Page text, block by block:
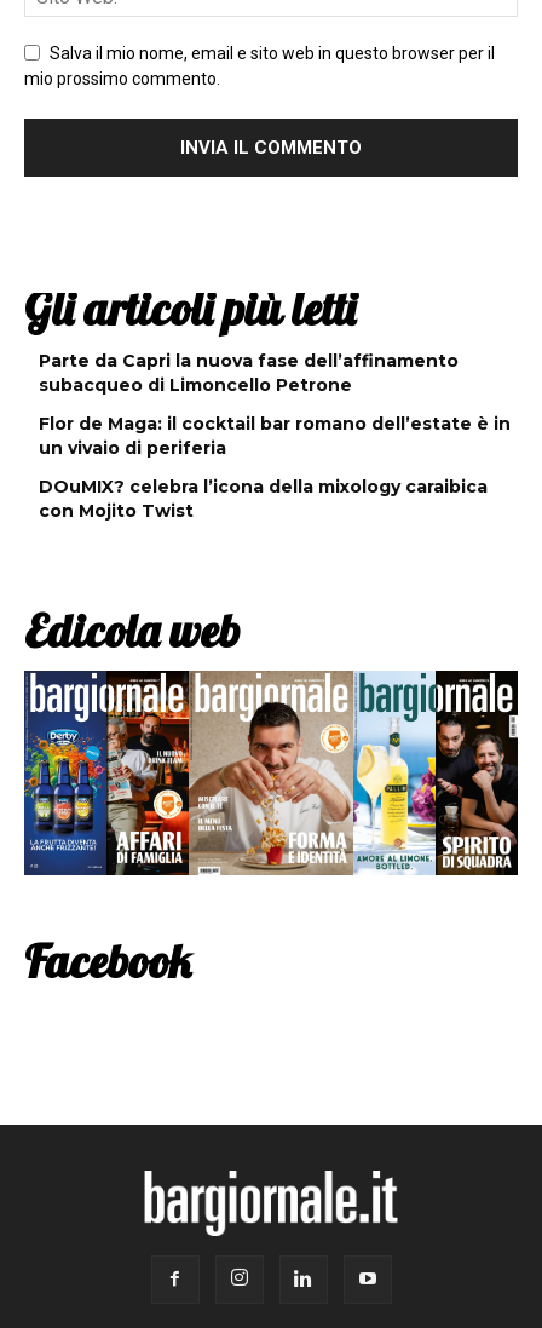
Salva il mio nome, email e sito web in questo browser per il
mio prossimo commento.
Gli articoli più letti
Parte da Capri la nuova fase dell’affinamento
subacqueo di Limoncello Petrone
Flor de Maga: il cocktail bar romano dell’estate è in
un vivaio di periferia
DOuMIX? celebra l’icona della mixology caraibica
con Mojito Twist
Edicola web
Facebook